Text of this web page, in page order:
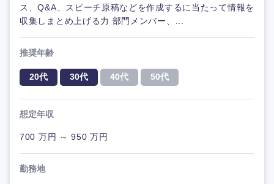
ス、Q&A、スピーチ原稿などを作成するに当たって情報を
収集しまとめ上げる力 部門メンバー、...
推奨年齢
20代 30代 40代 50代
想定年収
700 万円 ～ 950 万円
勤務地